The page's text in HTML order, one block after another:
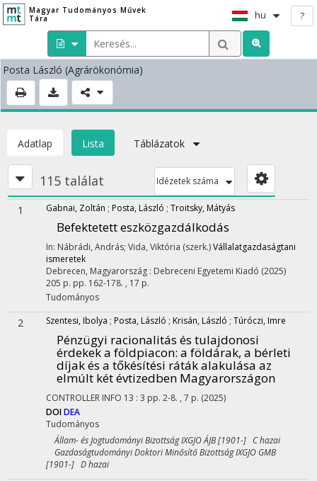
Magyar Tudományos Művek
Tára
hu ?
Posta László (Agrárökonómia)
Adatlap Lista Táblázatok
115 találat Idézetek száma
1 Gabnai, Zoltán ; Posta, László ; Troitsky, Mátyás
Befektetett eszközgazdálkodás
In: Nábrádi, András; Vida, Viktória (szerk.)Vállalatgazdaságtani
ismeretek
Debrecen, Magyarország : Debreceni Egyetemi Kiadó (2025)
205 p. pp. 162-178. , 17 p.
Tudományos
2 Szentesi, Ibolya ; Posta, László ; Krisán, László ; Túróczi, Imre
Pénzügyi racionalitás és tulajdonosi
érdekek a földpiacon: a földárak, a bérleti
díjak és a tőkésítési ráták alakulása az
elmúlt két évtizedben Magyarországon
CONTROLLER INFO 13 : 3 pp. 2-8. , 7 p. (2025)
DOIDEA
Tudományos
Állam- és Jogtudományi Bizottság IXGJO ÁJB [1901-] C hazai
Gazdaságtudományi Doktori Minősítő Bizottság IXGJO GMB
[1901-] D hazai